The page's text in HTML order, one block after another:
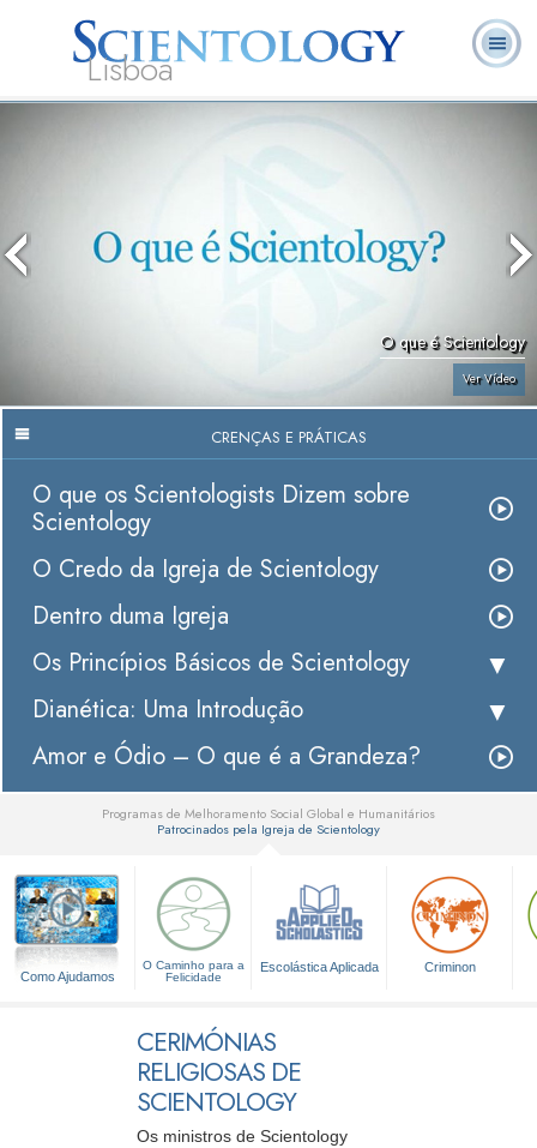
Lisboa
Voluntários
O que é Scientology
Ver Vídeo
CRENÇAS E PRÁTICAS
O que os Scientologists Dizem sobre
Scientology
O Credo da Igreja de Scientology
Dentro duma Igreja
Os Princípios Básicos de Scientology
Dianética: Uma Introdução
Amor e Ódio – O que é a Grandeza?
Programas de Melhoramento Social Global e Humanitários
Patrocinados pela Igreja de Scientology
Como Ajudamos
O Caminho para a
Felicidade
Escolástica Aplicada Criminon
CERIMÓNIAS
RELIGIOSAS DE
SCIENTOLOGY
Os ministros de Scientology